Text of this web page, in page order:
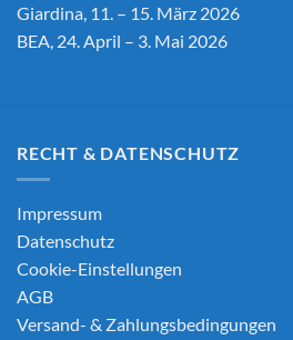
Giardina, 11. – 15. März 2026
BEA, 24. April – 3. Mai 2026
RECHT & DATENSCHUTZ
Impressum
Datenschutz
Cookie-Einstellungen
AGB
Versand- & Zahlungsbedingungen